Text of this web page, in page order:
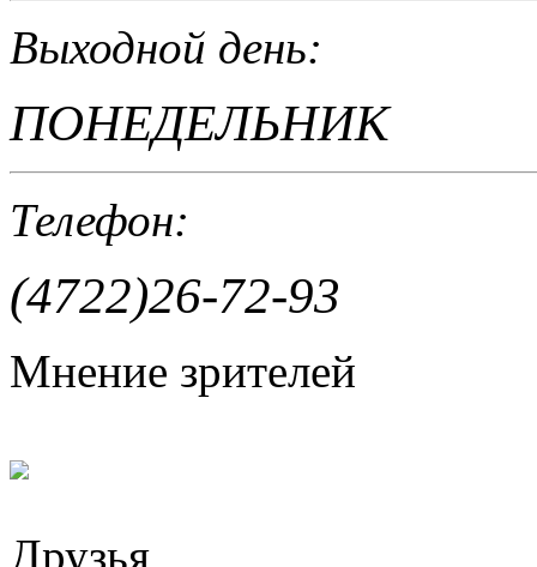
Выходной день:
ПОНЕДЕЛЬНИК
Телефон:
(4722)26-72-93
Мнение зрителей
Друзья